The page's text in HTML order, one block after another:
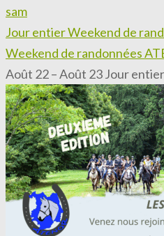
sam
Jour entierWeekend de
Weekend de randonnées
Août 22 – Août 23Jour entier